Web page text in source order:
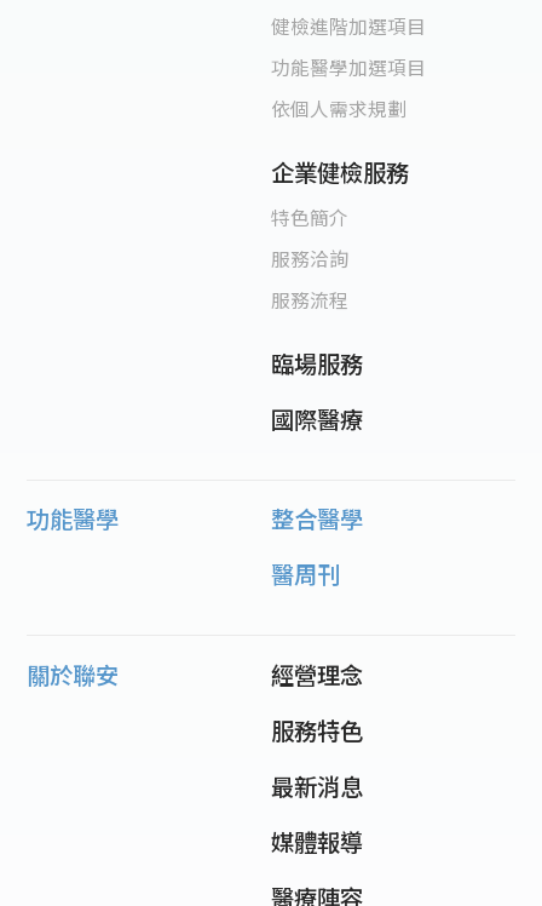
健檢進階加選項目
功能醫學加選項目
依個人需求規劃
企業健檢服務
特色簡介
服務洽詢
服務流程
臨場服務
國際醫療
功能醫學
整合醫學
醫周刊
關於聯安
經營理念
服務特色
最新消息
媒體報導
醫療陣容